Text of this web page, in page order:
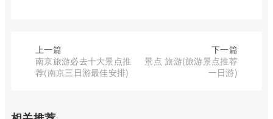
上一篇
南京旅游必去十大景点推
荐(南京三日游最佳安排)
下一篇
景点 旅游(旅游景点推荐
一日游)